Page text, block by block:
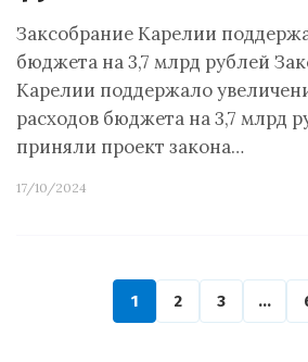
Заксобрание Карелии
бюджета на 3,7 млрд рублей
Карелии поддержало
расходов бюджета на 3,7 млрд
приняли проект закона…
17/10/2024
1 2 3 …